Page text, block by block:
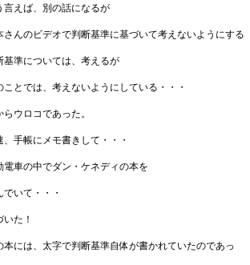
言えば、別の話になるが
さんのビデオで判断基準に基づいて考えないようにする
基準については、考えるが
ことでは、考えないようにしている・・・
らウロコであった。
、手帳にメモ書きして・・・
電車の中でダン・ケネディの本を
でいて・・・
いた！
本には、太字で判断基準自体が書かれていたのであっ